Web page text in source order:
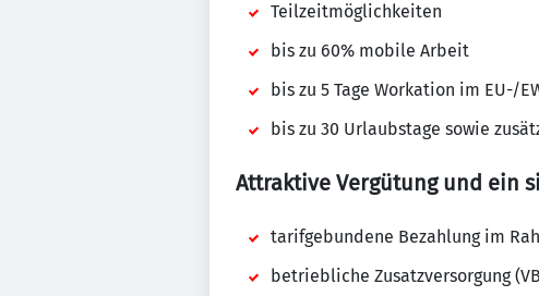
Teilzeitmöglichkeiten
bis zu 60% mobile Arbeit
bis zu 5 Tage Workation im EU-/
bis zu 30 Urlaubstage sowie
Attraktive Vergütung und ein
tarifgebundene Bezahlung im
betriebliche Zusatzversorgung